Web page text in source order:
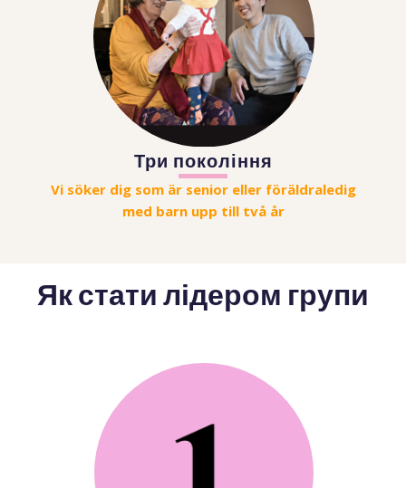
Три покоління
Vi söker dig som är senior eller föräldraledig
med barn upp till två år
Як стати лідером групи